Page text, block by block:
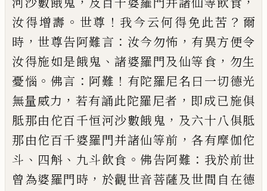
汝得增壽 。 世尊 ！ 我今云何得免此苦 ？ 爾
時 ， 世尊告阿難言 ： 汝今勿怖 ， 有異方便令
汝得施如是餓鬼 、 諸婆羅門及仙等食 ， 勿生
憂惱 。 佛言 ： 阿難 ！ 有陀羅尼名曰一切德光
無量威力 ， 若有誦此陀羅尼者 ， 即成已施俱
胝那由佗百千恒河沙數餓鬼 ， 及六十八俱胝
那由佗百千婆羅門并諸仙等前 ， 各有摩伽佗
斗 、 四斛 、 九斗飲食 。 佛告阿難 ： 我於前世
曾為婆羅門時 ， 於觀世音菩薩及世間自在德